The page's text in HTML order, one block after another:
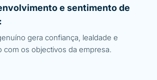
e sentimento de
gera confiança, lealdade e
com os objectivos da empresa.